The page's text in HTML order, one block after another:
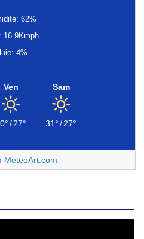
62%
16.9Kmph
4%
Ven
/27°
Sam
31°/27°
MeteoArt.com